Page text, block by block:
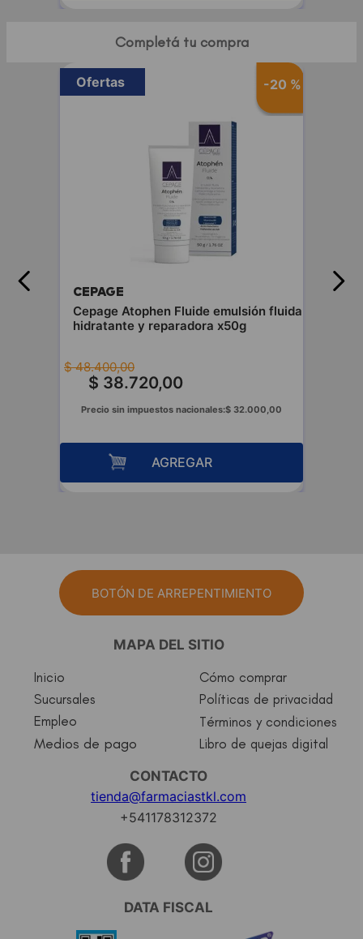
Completá tu compra
-20 %
Ofertas
CEPAGE
Cepage Atophen Fluide emulsión fluida
hidratante y reparadora x50g
$ 48.400,00
$ 38.720,00
Precio sin impuestos nacionales:$ 32.000,00
AGREGAR
BOTÓN DE ARREPENTIMIENTO
MAPA DEL SITIO
Inicio
Sucursales
Empleo
Medios de pago
Cómo comprar
Políticas de privacidad
Términos y condiciones
Libro de quejas digital
CONTACTO
tienda@farmaciastkl.com
+541178312372
DATA FISCAL